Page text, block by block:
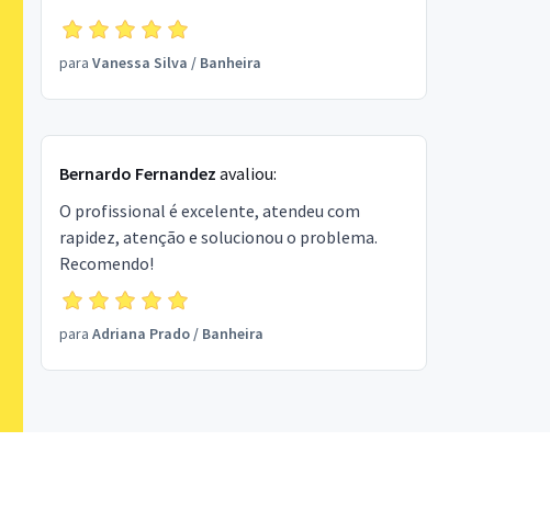
para Vanessa Silva / Banheira
Bernardo Fernandez avaliou:
O profissional é excelente, atendeu com
rapidez, atenção e solucionou o problema.
Recomendo!
para Adriana Prado/ Banheira